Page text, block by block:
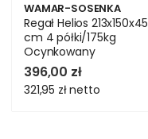
WAMAR-SOSENKA
Regał Helios 213x150x45
cm 4 półki/175kg
Ocynkowany
396,00 zł
321,95 złnetto